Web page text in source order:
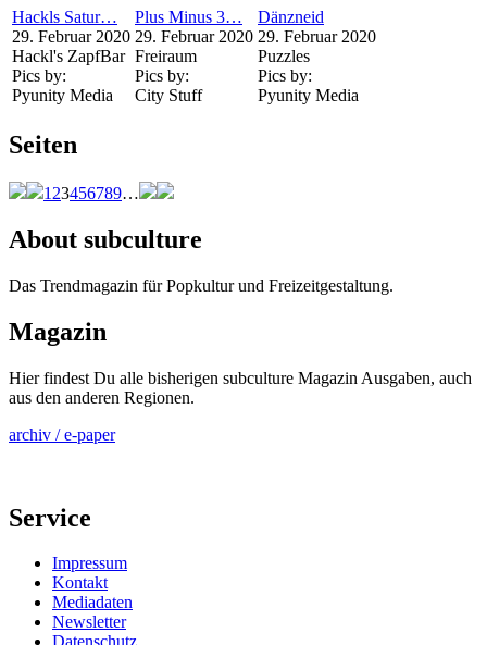
Hackls Satur…
29. Februar 2020
Hackl's ZapfBar
Pics by:
Pyunity Media
Plus Minus 3…
29. Februar 2020
Freiraum
Pics by:
City Stuff
Dänzneid
29. Februar 2020
Puzzles
Pics by:
Pyunity Media
Seiten
1 23456789…
About subculture
Das Trendmagazin für Popkultur und Freizeitgestaltung.
Magazin
Hier findest Du alle bisherigen subculture Magazin Ausgaben, auch
aus den anderen Regionen.
archiv / e-paper
Service
Impressum
Kontakt
Mediadaten
Newsletter